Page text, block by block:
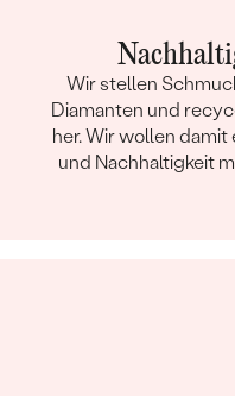
Wir stellen
Diamanten und
her. Wir wollen damit
und Nachhaltigkeit